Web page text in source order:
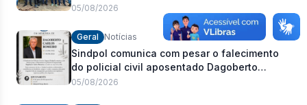
05/08/2026
Geral Notícias
Sindpol comunica com pesar o falecimento
do policial civil aposentado Dagoberto
Carlos Romeiro
05/08/2026